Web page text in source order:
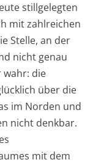
stillgelegten
mit zahlreichen
Stelle, an der
nicht genau
wahr: die
über die
im Norden und
nicht denkbar.
mit dem